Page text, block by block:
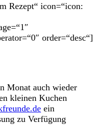
Rezept“ icon=“icon:
order=“desc“]
Monat auch wieder
kleinen Kuchen
ein
zu Verfügung